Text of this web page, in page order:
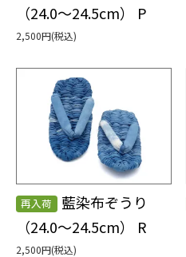
（24.0～24.5cm） P
2,500円(税込)
再入荷
藍染布ぞうり
（24.0～24.5cm） R
2,500円(税込)